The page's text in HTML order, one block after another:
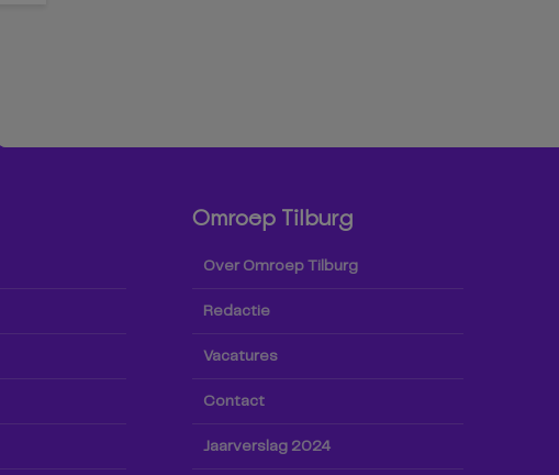
Omroep Tilburg
Over Omroep Tilburg
Redactie
Vacatures
Contact
Jaarverslag 2024